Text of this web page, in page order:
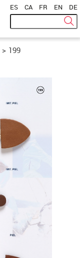
DE
EN
FR
CA
ES
> 199